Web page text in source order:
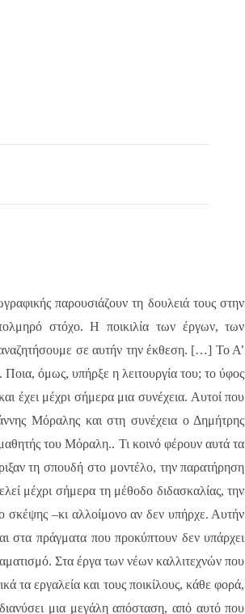
παρουσιάζουν τη δουλειά τους στην
στόχο. Η ποικιλία των έργων, των
αναζητήσουμε σε αυτήν την έκθεση. […] Το Α’
όμως, υπήρξε η λειτουργία του; το ύφος
έχει μέχρι σήμερα μια συνέχεια. Αυτοί που
Μόραλης και στη συνέχεια ο Δημήτρης
του Μόραλη.. Τι κοινό φέρουν αυτά τα
τη σπουδή στο μοντέλο, την παρατήρηση
μέχρι σήμερα τη μέθοδο διδασκαλίας, την
σκέψης –κι αλλοίμονο αν δεν υπήρχε. Αυτήν
στα πράγματα που προκύπτουν δεν υπάρχει
Στα έργα των νέων καλλιτεχνών που
τα εργαλεία και τους ποικίλους, κάθε φορά,
μια μεγάλη απόσταση, από αυτό που